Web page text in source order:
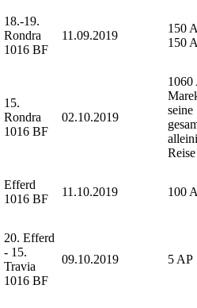
18.-19.
Rondra
1016 BF
11.09.2019
150
150
15.
Rondra
1016 BF
02.10.2019
1060
seine
Reise
Efferd
1016 BF
11.10.2019 100
20. Efferd
- 15.
Travia
1016 BF
09.10.2019 5 AP